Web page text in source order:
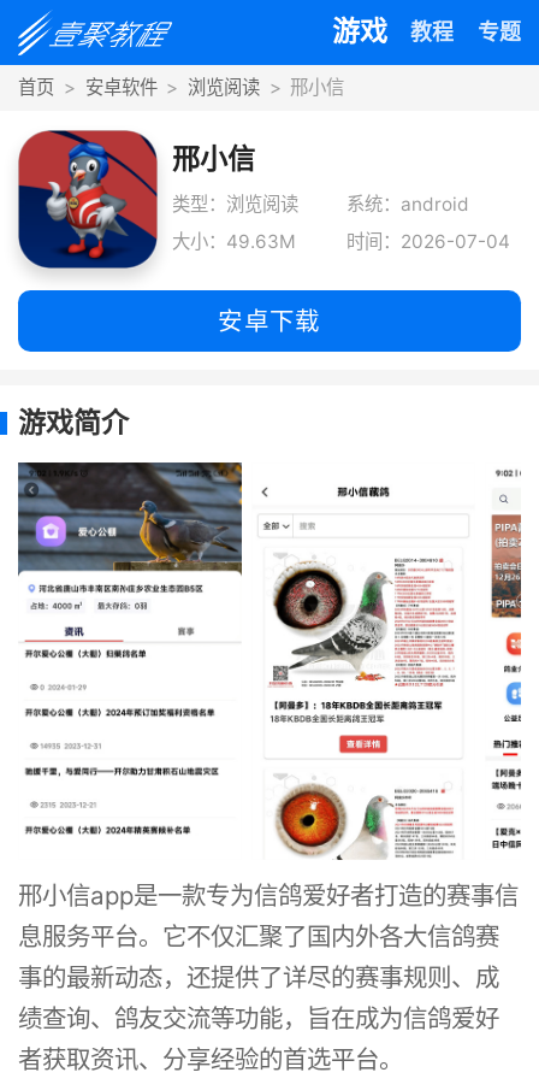
游戏 教程 专题
首页 安卓软件 浏览阅读 邢小信
邢小信
类型：浏览阅读
系统：android
大小：49.63M
时间：2026-07-04
安卓下载
游戏简介
邢小信app是一款专为信鸽爱好者打造的赛事信
息服务平台。它不仅汇聚了国内外各大信鸽赛
事的最新动态，还提供了详尽的赛事规则、成
绩查询、鸽友交流等功能，旨在成为信鸽爱好
者获取资讯、分享经验的首选平台。